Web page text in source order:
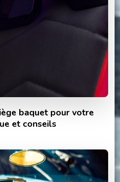
baquet pour votre
et conseils